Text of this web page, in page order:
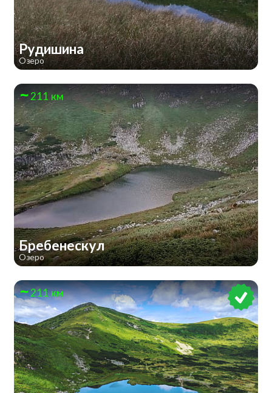
Рудишина
Озеро
211 км
Бребенескул
Озеро
211 км